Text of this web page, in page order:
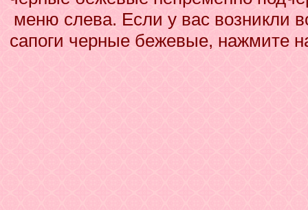
меню слева. Если у вас возникли
сапоги черные бежевые, нажмите